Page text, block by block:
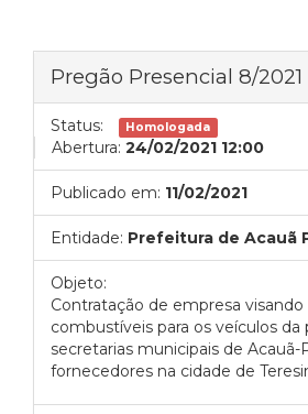
Pregão Presencial 8/2021
Status: Homologada
Abertura: 24/02/2021 12:00
Publicado em: 11/02/2021
Entidade: Prefeitura de Acauã
Objeto:
Contratação de empresa visando
combustíveis para os veículos da
secretarias municipais de Acauã-
fornecedores na cidade de